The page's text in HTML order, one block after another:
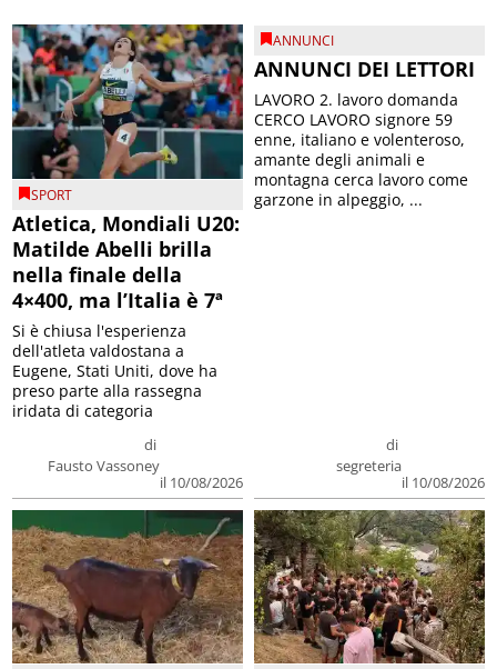
SPORT
Atletica, Mondiali U20:
Matilde Abelli brilla
nella finale della
4×400, ma l’Italia è 7ª
di
Fausto Vassoney
il 10/08/2026
Si è chiusa l'esperienza
dell'atleta valdostana a
Eugene, Stati Uniti, dove ha
preso parte alla rassegna
iridata di categoria
ANNUNCI
ANNUNCI DEI LETTORI
di
segreteria
il 10/08/2026
LAVORO 2. lavoro domanda
CERCO LAVORO signore 59
enne, italiano e volenteroso,
amante degli animali e
montagna cerca lavoro come
garzone in alpeggio, ...